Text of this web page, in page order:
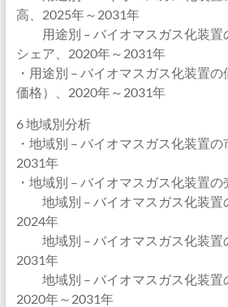
高、2025年～2031年
用途別 – バイオマスガス化装置
シェア、2020年～2031年
・用途別 – バイオマスガス化装置
価格）、2020年～2031年
6 地域別分析
・地域別 – バイオマスガス化装置
2031年
・地域別 – バイオマスガス化装置
地域別 – バイオマスガス化装置
2024年
地域別 – バイオマスガス化装置
2031年
地域別 – バイオマスガス化装置
2020年～2031年